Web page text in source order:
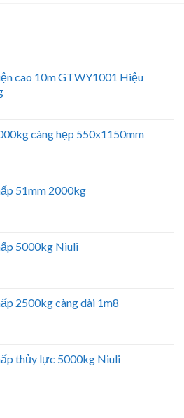
cao 10m GTWY1001 Hiệu
càng hẹp 550x1150mm
51mm 2000kg
5000kg Niuli
2500kg càng dài 1m8
thủy lực 5000kg Niuli